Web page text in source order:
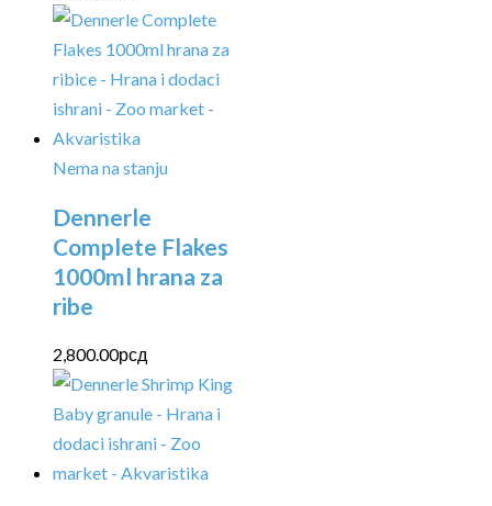
Nema na stanju
Dennerle
Complete Flakes
1000ml hrana za
ribe
2,800.00рсд